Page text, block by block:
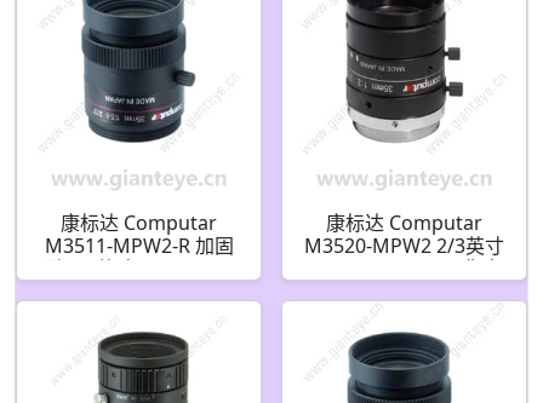
康标达 Computar
M3511-MPW2-R 加固
型 2/3英寸 35mm 500
康标达 Computar
M3520-MPW2 2/3英寸
35mm F2.0 500万像素